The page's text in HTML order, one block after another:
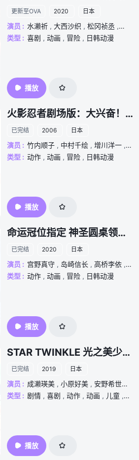
更新至OVA 2020 日本
演员 : 水濑祈 , 大西沙织 , 松冈祯丞 , 内田
类型 : 喜剧 , 动画 , 冒险 , 日韩动漫
播放
火影忍者剧场版：大兴奋！三日月岛的动物骚动
已完结 2006 日本
演员 : 竹内顺子 , 中村千绘 , 增川洋一 , 井
类型 : 动作 , 动画 , 冒险 , 日韩动漫
播放
命运冠位指定 神圣圆桌领域卡美洛 前篇
已完结 2020 日本
演员 : 宫野真守 , 岛崎信长 , 高桥李依 , 坂
类型 : 动作 , 动画 , 冒险 , 日韩动漫
播放
STAR TWINKLE 光之美少女 剧场版 向星之歌倾注思念
已完结 2019 日本
演员 : 成濑瑛美 , 小原好美 , 安野希世乃
类型 : 剧情 , 喜剧 , 动作 , 动画 , 儿童 , 奇幻
播放